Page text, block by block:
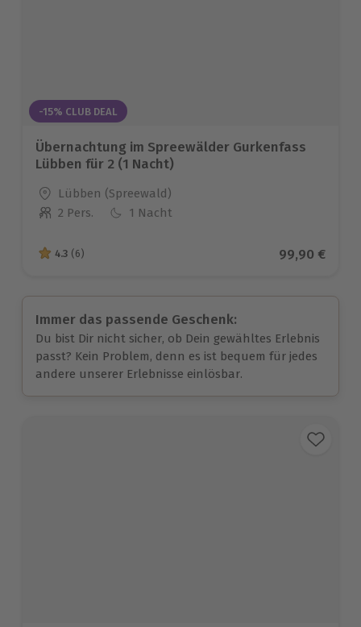
-15% CLUB DEAL
Übernachtung im Spreewälder Gurkenfass
Lübben für 2 (1 Nacht)
Standort
Lübben (Spreewald)
Anzahl der Teilnehmer
2 Pers. 1 Nacht
4.3 von 5 Sternen basierend auf 6 Bewertungen
4.3 (6) Aktueller
99,90 €
Immer das passende Geschenk:
Du bist Dir nicht sicher, ob Dein gewähltes Erlebnis
passt? Kein Problem, denn es ist bequem für jedes
andere unserer Erlebnisse einlösbar.